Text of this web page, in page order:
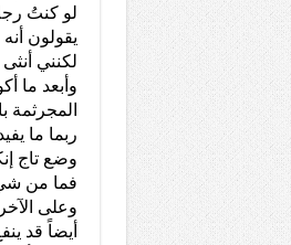
لو كنتُ
يقولون
لكنني
وأبعد ما
المجرثمة
ربما ما
وضع تاج
فما من
وعلى
أيضاً قد